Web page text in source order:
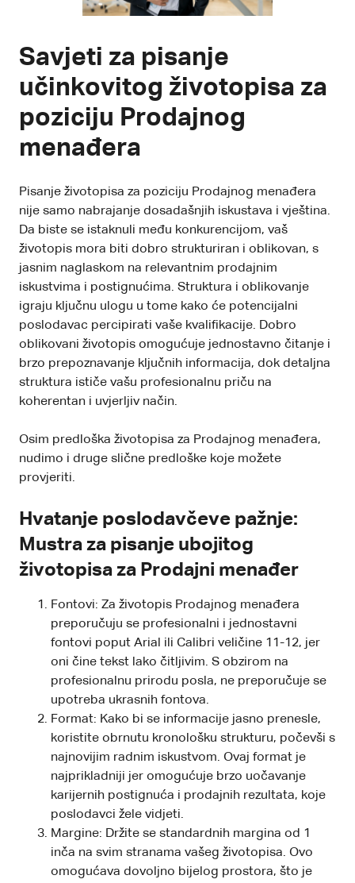
Savjeti za pisanje
učinkovitog životopisa za
poziciju Prodajnog
menađera
Pisanje životopisa za poziciju Prodajnog menađera
nije samo nabrajanje dosadašnjih iskustava i vještina.
Da biste se istaknuli među konkurencijom, vaš
životopis mora biti dobro strukturiran i oblikovan, s
jasnim naglaskom na relevantnim prodajnim
iskustvima i postignućima. Struktura i oblikovanje
igraju ključnu ulogu u tome kako će potencijalni
poslodavac percipirati vaše kvalifikacije. Dobro
oblikovani životopis omogućuje jednostavno čitanje i
brzo prepoznavanje ključnih informacija, dok detaljna
struktura ističe vašu profesionalnu priču na
koherentan i uvjerljiv način.
Osim predloška životopisa za Prodajnog menađera,
nudimo i druge slične predloške koje možete
provjeriti.
Hvatanje poslodavčeve pažnje:
Mustra za pisanje ubojitog
životopisa za Prodajni menađer
Fontovi: Za životopis Prodajnog menađera
preporučuju se profesionalni i jednostavni
fontovi poput Arial ili Calibri veličine 11-12, jer
oni čine tekst lako čitljivim. S obzirom na
profesionalnu prirodu posla, ne preporučuje se
upotreba ukrasnih fontova.
Format: Kako bi se informacije jasno prenesle,
koristite obrnutu kronološku strukturu, počevši s
najnovijim radnim iskustvom. Ovaj format je
najprikladniji jer omogućuje brzo uočavanje
karijernih postignuća i prodajnih rezultata, koje
poslodavci žele vidjeti.
Margine: Držite se standardnih margina od 1
inča na svim stranama vašeg životopisa. Ovo
omogućava dovoljno bijelog prostora, što je